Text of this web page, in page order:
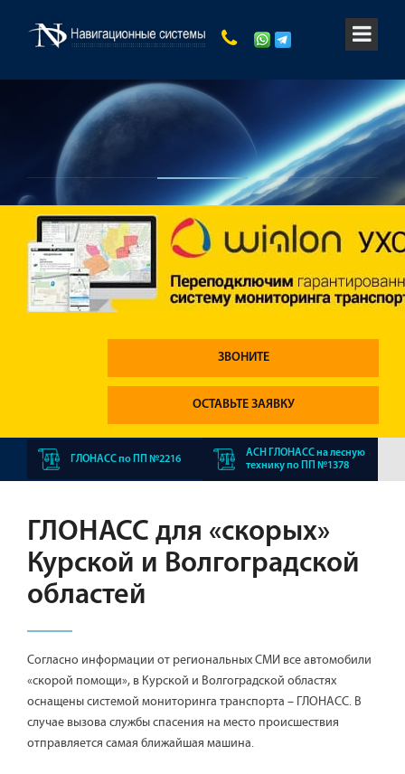
ЗВОНИТЕ
ОСТАВЬТЕ ЗАЯВКУ
ГЛОНАСС по ПП №2216
АСН ГЛОНАСС на лесную
технику по ПП №1378
ГЛОНАСС для «скорых»
Курской и Волгоградской
областей
Согласно информации от региональных СМИ все автомобили
«скорой помощи», в Курской и Волгоградской областях
оснащены системой мониторинга транспорта – ГЛОНАСС. В
случае вызова службы спасения на место происшествия
отправляется самая ближайшая машина.